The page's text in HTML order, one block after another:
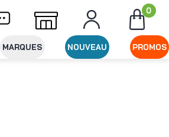
d'achat Expédition le
0
MARQUES NOUVEAU PROMOS